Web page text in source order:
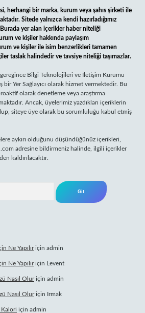
herhangi bir marka, kurum veya şahıs şirketi ile
Sitede yalnızca kendi hazırladığımız
Burada yer alan içerikler haber niteliği
ve kişiler hakkında paylaşım
ve kişiler ile isim benzerlikleri tamamen
taslak halindedir ve tavsiye niteliği taşımazlar.
Bilgi Teknolojileri ve İletişim Kurumu
bir Yer Sağlayıcı olarak hizmet vermektedir. Bu
olarak denetleme veya araştırma
Ancak, üyelerimiz yazdıkları içeriklerin
siteye üye olarak bu sorumluluğu kabul etmiş
aykırı olduğunu düşündüğünüz içerikleri,
adresine bildirmeniz halinde, ilgili içerikler
kaldırılacaktır.
Ne Yapılıriçin admin
Ne Yapılıriçin Levent
Nasıl Oluriçin admin
Nasıl Oluriçin Irmak
Kalori için admin